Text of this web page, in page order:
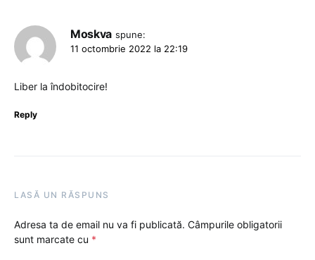
Moskva spune:
11 octombrie 2022 la 22:19
Liber la îndobitocire!
Reply
LASĂ UN RĂSPUNS
Adresa ta de email nu va fi publicată. Câmpurile obligatorii
sunt marcate cu *